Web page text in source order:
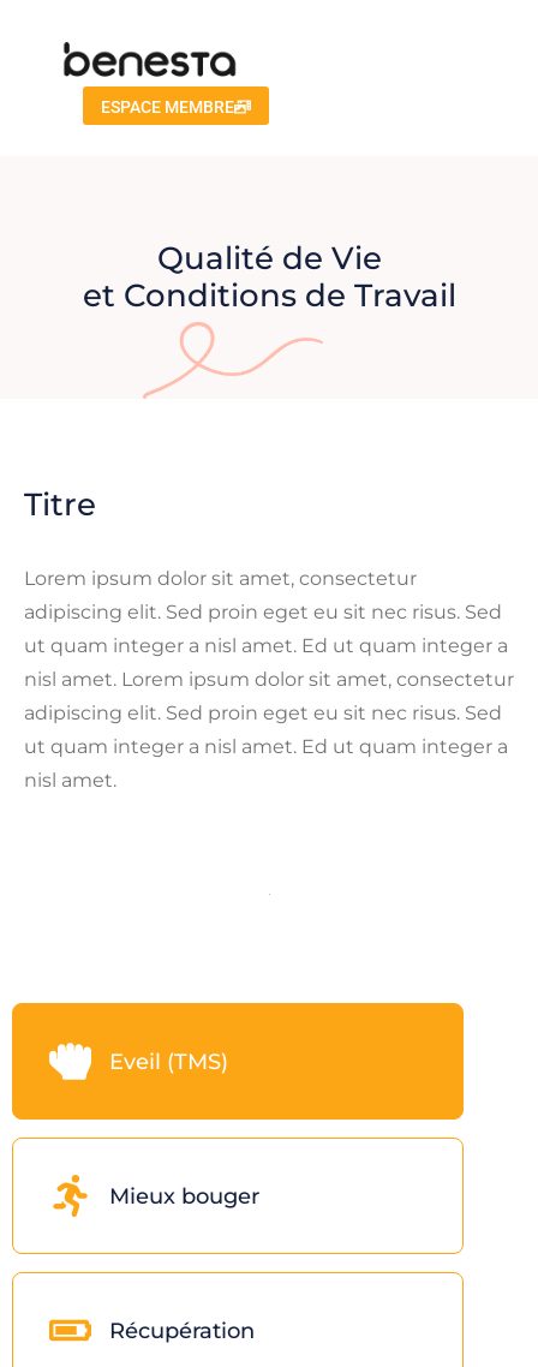
ESPACE MEMBRE
Qualité de Vie
et Conditions de Travail
Titre
Lorem ipsum dolor sit amet, consectetur
adipiscing elit. Sed proin eget eu sit nec risus. Sed
ut quam integer a nisl amet. Ed ut quam integer a
nisl amet. Lorem ipsum dolor sit amet, consectetur
adipiscing elit. Sed proin eget eu sit nec risus. Sed
ut quam integer a nisl amet. Ed ut quam integer a
nisl amet.
Eveil (TMS)
Mieux bouger
Récupération